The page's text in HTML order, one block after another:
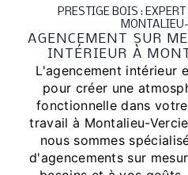
PRESTIGE BOIS :
AGENCEMENT SUR
INTÉRIEUR À
L'agencement intérieur
pour créer une
fonctionnelle dans
travail à Montalieu-
nous sommes
d'agencements sur